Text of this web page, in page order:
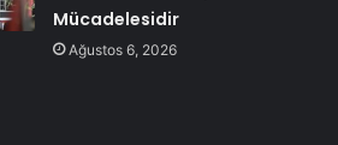
Mücadelesidir
Ağustos 6, 2026